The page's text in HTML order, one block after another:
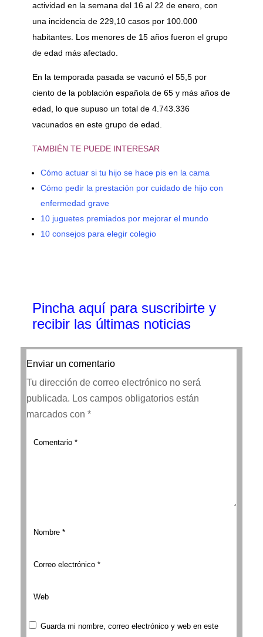
actividad en la semana del 16 al 22 de enero, con
una incidencia de 229,10 casos por 100.000
habitantes. Los menores de 15 años fueron el grupo
de edad más afectado.
En la temporada pasada se vacunó el 55,5 por
ciento de la población española de 65 y más años de
edad, lo que supuso un total de 4.743.336
vacunados en este grupo de edad.
TAMBIÉN TE PUEDE INTERESAR
Cómo actuar si tu hijo se hace pis en la cama
Cómo pedir la prestación por cuidado de hijo con
enfermedad grave
10 juguetes premiados por mejorar el mundo
10 consejos para elegir colegio
Pincha aquí para suscribirte y
recibir las últimas noticias
Enviar un comentario
Tu dirección de correo electrónico no será
publicada. Los campos obligatorios están
marcados con *
Guarda mi nombre, correo electrónico y web en este